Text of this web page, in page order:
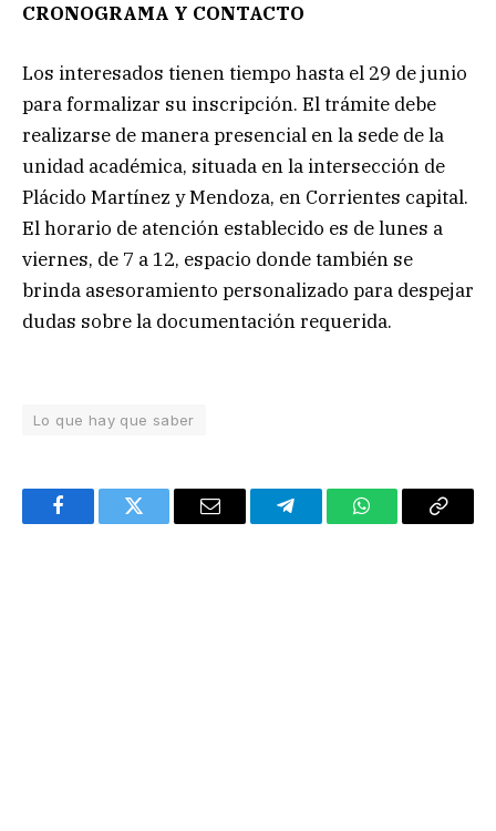
CRONOGRAMA Y CONTACTO
Los interesados tienen tiempo hasta el 29 de junio
para formalizar su inscripción. El trámite debe
realizarse de manera presencial en la sede de la
unidad académica, situada en la intersección de
Plácido Martínez y Mendoza, en Corrientes capital.
El horario de atención establecido es de lunes a
viernes, de 7 a 12, espacio donde también se
brinda asesoramiento personalizado para despejar
dudas sobre la documentación requerida.
Lo que hay que saber
FacebookTwitter Email TelegramWhatsAppCopy